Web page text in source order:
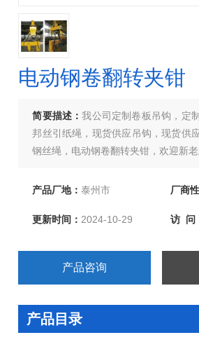
电动钢卷翻转夹钳
简要描述：我公司定制卷板吊钩，定
邦丝引纸绳，现货供应吊钩，现货供
钢丝绳，电动钢卷翻转夹钳，欢迎新老
产品厂地：泰州市 厂商
更新时间：2024-10-29 访 问
产品咨询
产品目录